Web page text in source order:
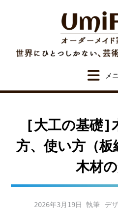
[大工の基礎]
方、使い方（
木材
2026年3月19日 デ